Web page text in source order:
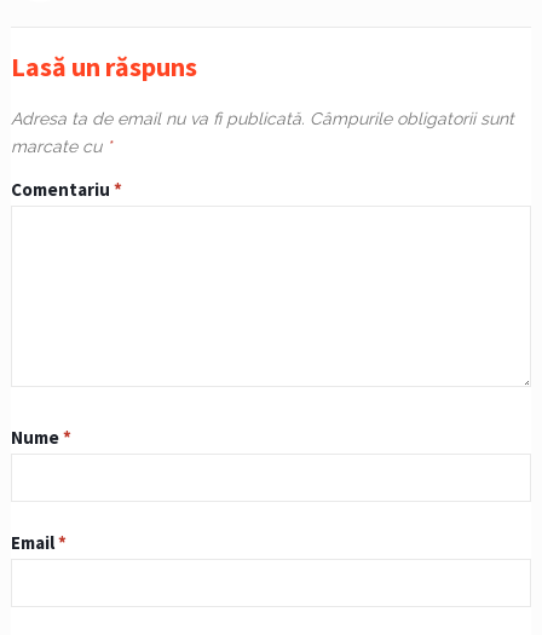
Lasă un răspuns
Adresa ta de email nu va fi publicată. Câmpurile obligatorii sunt
marcate cu *
Comentariu *
Nume*
Email*